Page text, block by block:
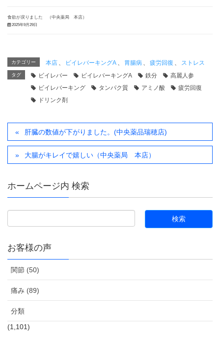
食欲が戻りました （中央薬局 本店）
2025年9月29日
カテゴリー 本店 ビイレバーキングA 胃腸病 疲労回復 ストレス
タグ ビイレバー ビイレバーキングA 鉄分
高麗人参
ビイレバーキング
タンパク質 アミノ酸
疲労回復
ドリンク剤
肝臓の数値が下がりました。(中央薬品瑞穂店)
大腸がキレイで嬉しい（中央薬局 本店）
ホームページ内 検索
お客様の声
関節 (50)
痛み (89)
分類
(1,101)